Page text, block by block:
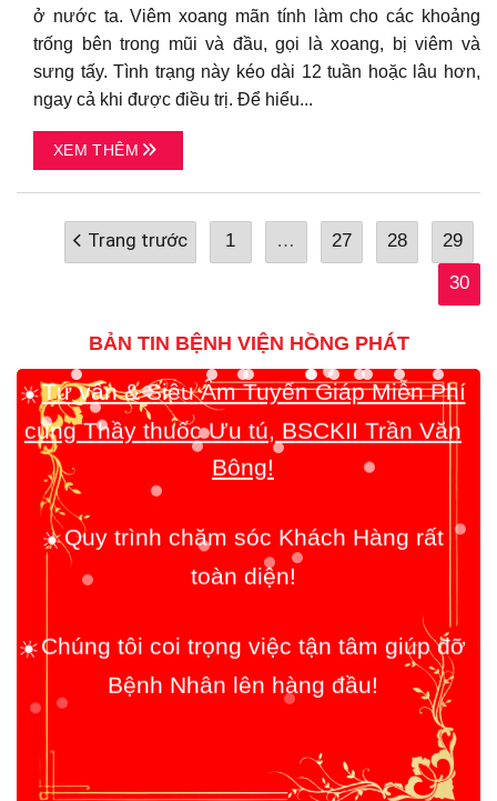
ở nước ta. Viêm xoang mãn tính làm cho các khoảng
trống bên trong mũi và đầu, gọi là xoang, bị viêm và
sưng tấy. Tình trạng này kéo dài 12 tuần hoặc lâu hơn,
ngay cả khi được điều trị. Để hiểu...
XEM THÊM
1 … 27 28
29
30
BẢN TIN BỆNH VIỆN HỒNG PHÁT
Tư vấn & Siêu Âm Tuyến Giáp Miễn Phí
cùng Thầy thuốc Ưu tú, BSCKII Trần Văn
Bông!
☀️Quy trình chăm sóc Khách Hàng rất
toàn diện!
Bệnh Nhân lên hàng đầu!